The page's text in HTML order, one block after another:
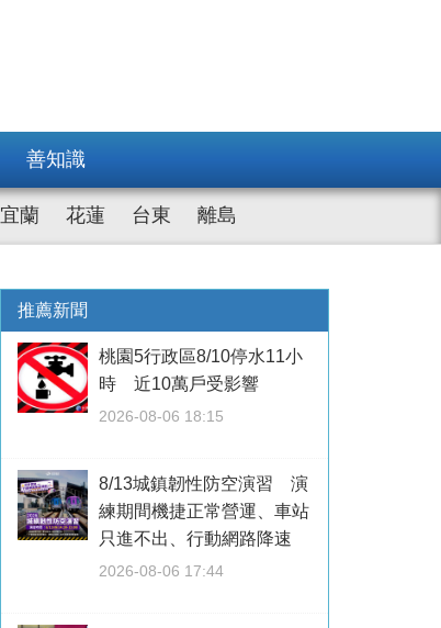
善知識
宜蘭 花蓮 台東 離島
推薦新聞
桃園5行政區8/10停水11小
時 近10萬戶受影響
2026-08-06 18:15
8/13城鎮韌性防空演習 演
練期間機捷正常營運、車站
只進不出、行動網路降速
2026-08-06 17:44